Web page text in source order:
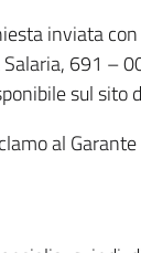
inviata
691 –
sul
al